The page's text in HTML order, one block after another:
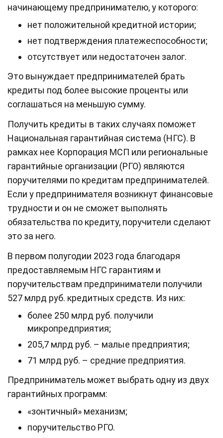
начинающему предпринимателю, у которого:
нет положительной кредитной истории;
нет подтверждения платежеспособности;
отсутствует или недостаточен залог.
Это вынуждает предпринимателей брать
кредиты под более высокие проценты или
соглашаться на меньшую сумму.
Получить кредиты в таких случаях поможет
Национальная гарантийная система (НГС). В
рамках нее Корпорация МСП или региональные
гарантийные организации (РГО) являются
поручителями по кредитам предпринимателей.
Если у предпринимателя возникнут финансовые
трудности и он не сможет выполнять
обязательства по кредиту, поручители сделают
это за него.
В первом полугодии 2023 года благодаря
предоставляемым НГС гарантиям и
поручительствам предприниматели получили
527 млрд руб. кредитных средств. Из них:
более 250 млрд руб. получили
микропредприятия;
205,7 млрд руб. – малые предприятия;
71 млрд руб. – средние предприятия.
Предприниматель может выбрать одну из двух
гарантийных программ:
«зонтичный» механизм;
поручительство РГО.